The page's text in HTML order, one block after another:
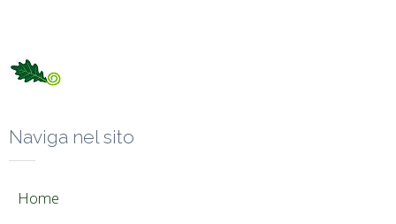
Naviga nel sito
Home